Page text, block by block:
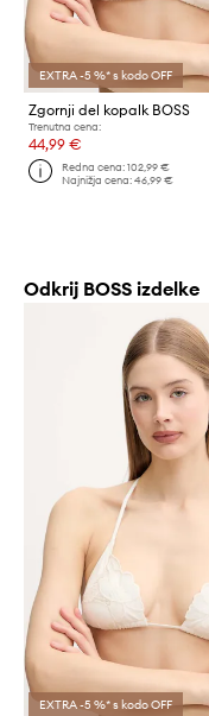
EXTRA -5 %* s kodo OFF
Zgornji del kopalk BOSS
Trenutna cena:
44,99 €
Redna cena:102,99 €
Najnižja cena:46,99 €
Odkrij BOSS izdelke
EXTRA -5 %* s kodo OFF